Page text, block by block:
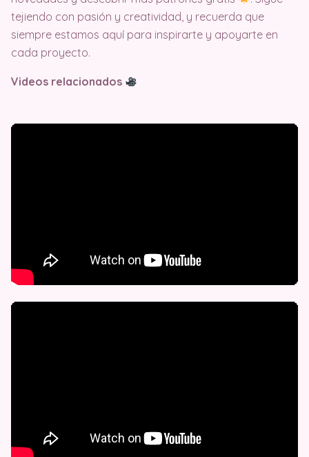
tejiendo con pasión y creatividad, y recuerda que
siempre estamos aquí para inspirarte y apoyarte en
cada proyecto.
Videos relacionados